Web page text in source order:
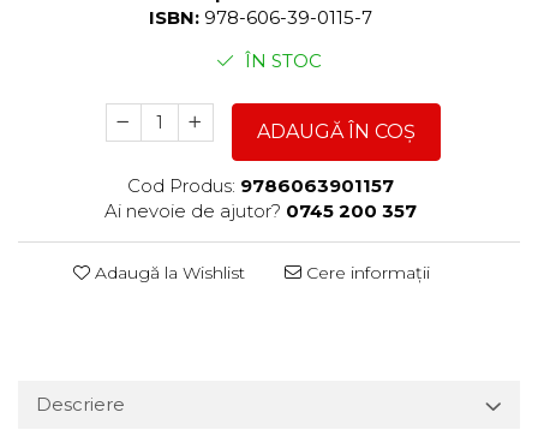
ISBN: 978-606-39-0115-7
ÎN STOC
ADAUGĂ ÎN COȘ
Cod Produs: 9786063901157
Ai nevoie de ajutor? 0745 200 357
Adaugă la Wishlist Cere informații
Descriere